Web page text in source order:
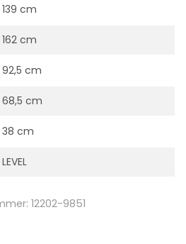
139 cm
162 cm
92,5 cm
68,5 cm
38 cm
LEVEL
12202-9851